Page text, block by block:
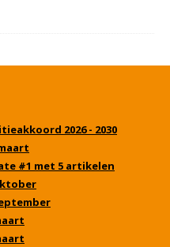
2026 - 2030
#1 met 5 artikelen